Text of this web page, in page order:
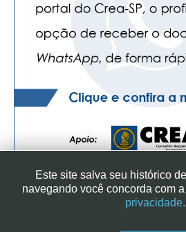
ENGENHEIRO EMPREENDEDOR
SEESP EDUCAÇÃO
PLATAFORMAS GRATUITAS
BENEFÍCIOS
PLANO DE SAÚDE
SINDICATO DOS ENGENHEIROS NO
Este site salva seu histórico
navegando você concorda com
privacidade.